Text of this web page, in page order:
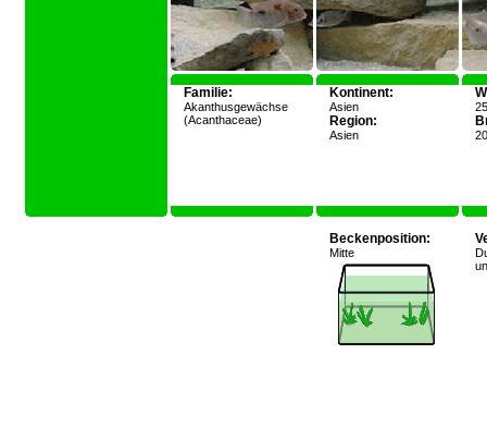
Familie:
Akanthusgewächse
(Acanthaceae)
Kontinent:
Asien
Region:
Asien
Beckenposition:
Mitte